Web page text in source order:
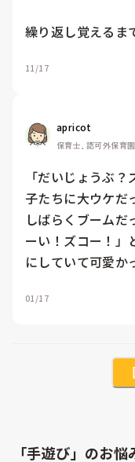
繰り返し覚える
11/17
apricot
保育士, 認可外保育園
「だいじょうぶ
子たちに大ウケだ
しばらくブーム
ーい！ズコー！」
にしていて可愛か
01/17
「手遊び」のお悩